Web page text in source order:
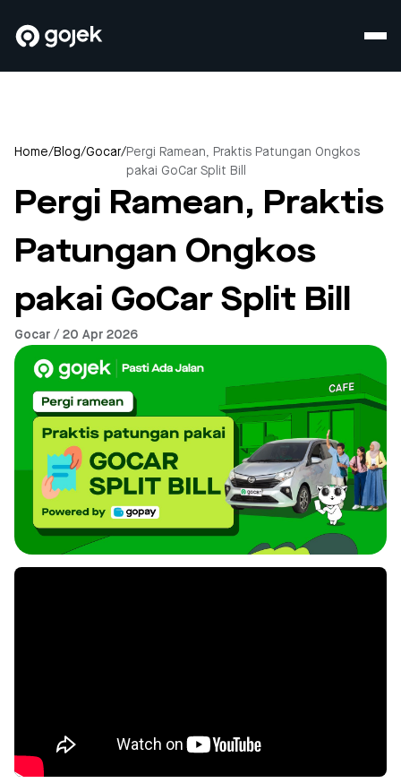
Home/Blog/Gocar/Pergi Ramean, Praktis Patungan Ongkos
pakai GoCar Split Bill
Pergi Ramean, Praktis
Patungan Ongkos
pakai GoCar Split Bill
Gocar / 20 Apr 2026